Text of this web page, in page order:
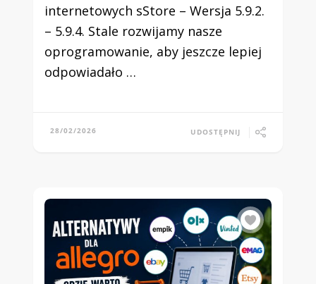
internetowych sStore – Wersja 5.9.2.
– 5.9.4. Stale rozwijamy nasze
oprogramowanie, aby jeszcze lepiej
odpowiadało …
28/02/2026 UDOSTĘPNIJ